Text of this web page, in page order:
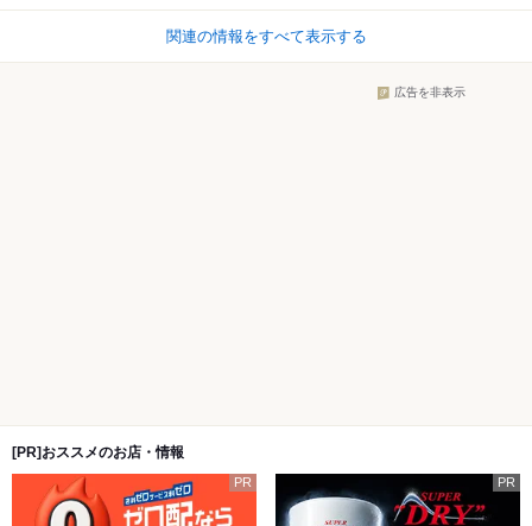
関連の情報をすべて表示する
広告を非表示
[PR]おススメのお店・情報
PR PR